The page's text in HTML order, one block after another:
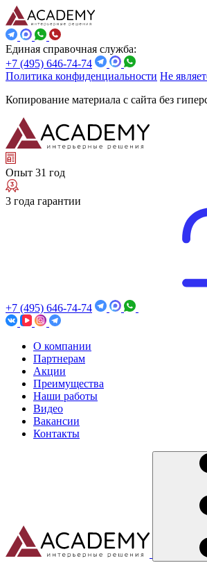
Единая справочная служба:
+7 (495) 646-74-74
Политика конфиденциальности Не
Копирование материала с сайта без
Опыт 31 год
3 года гарантии
+7 (495) 646-74-74
О компании
Партнерам
Акции
Преимущества
Наши работы
Видео
Вакансии
Контакты